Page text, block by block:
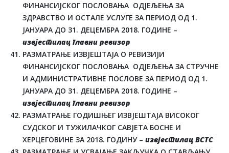
ФИНАНСИЈСКОГ ПОСЛОВАЊА ОДЈЕЉЕЊА ЗА
ЗДРАВСТВО И ОСТАЛЕ УСЛУГЕ ЗА ПЕРИОД ОД 1.
ЈАНУАРА ДО 31. ДЕЦЕМБРА 2018. ГОДИНЕ –
извјестилац главни ревизор
РАЗМАТРАЊЕ ИЗВЈЕШТАЈА О РЕВИЗИЈИ
ФИНАНСИЈСКОГ ПОСЛОВАЊА ОДЈЕЉЕЊА ЗА СТРУЧНЕ
И АДМИНИСТРАТИВНЕ ПОСЛОВЕ ЗА ПЕРИОД ОД 1.
ЈАНУАРА ДО 31. ДЕЦЕМБРА 2018. ГОДИНЕ –
извјестилац главни ревизор
РАЗМАТРАЊЕ ГОДИШЊЕГ ИЗВЈЕШТАЈА ВИСОКОГ
СУДСКОГ И ТУЖИЛАЧКОГ САВЈЕТА БОСНЕ И
ХЕРЦЕГОВИНЕ ЗА 2018. ГОДИНУ – извјестилац ВСТС